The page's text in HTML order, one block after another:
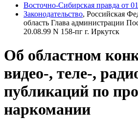
Восточно-Сибирская правда от
Законодательство, Российская
область Глава администрации
20.08.99 N 158-пг г. Иркутск
Об областном
видео-, теле-,
публикаций по
наркомании